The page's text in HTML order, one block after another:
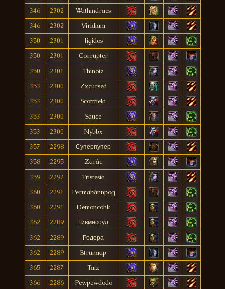
346
2302
Wathindraes
346
2302
Viridiam
350
2301
Jigidos
350
2301
Corrupter
350
2301
Thinoiz
353
2300
Zxcursed
353
2300
Scottfield
353
2300
Sauçe
353
2300
Nybbx
357
2298
Суперпупер
358
2295
Zarác
359
2292
Tristesia
360
2291
Permabânnpog
360
2291
Demoncohk
362
2289
Гивмисоул
362
2289
Родора
362
2289
Btrunaap
365
2287
Taiz
366
2286
Pewpewdodo